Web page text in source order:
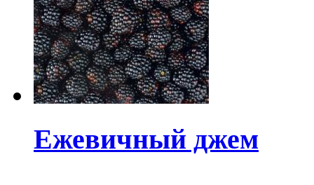
Ежевичный джем